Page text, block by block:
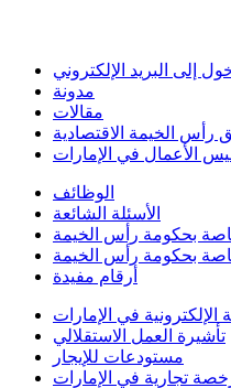
إلى البريد الإلكتروني
مدونة
مقالات
رأس الخيمة الاقتصادية
الأعمال في الإمارات
الوظائف
الأسئلة الشائعة
بحكومة رأس الخيمة
بحكومة رأس الخيمة
أرقام مفيدة
الإلكترونية في الإمارات
تأشيرة العمل الاستقلالي
مستودعات للإيجار
تجارية في الإمارات